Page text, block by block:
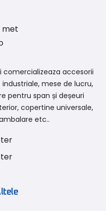
comercializeaza accesorii
mese de lucru,
pentru span și deșeuri
copertine universale,
etc..